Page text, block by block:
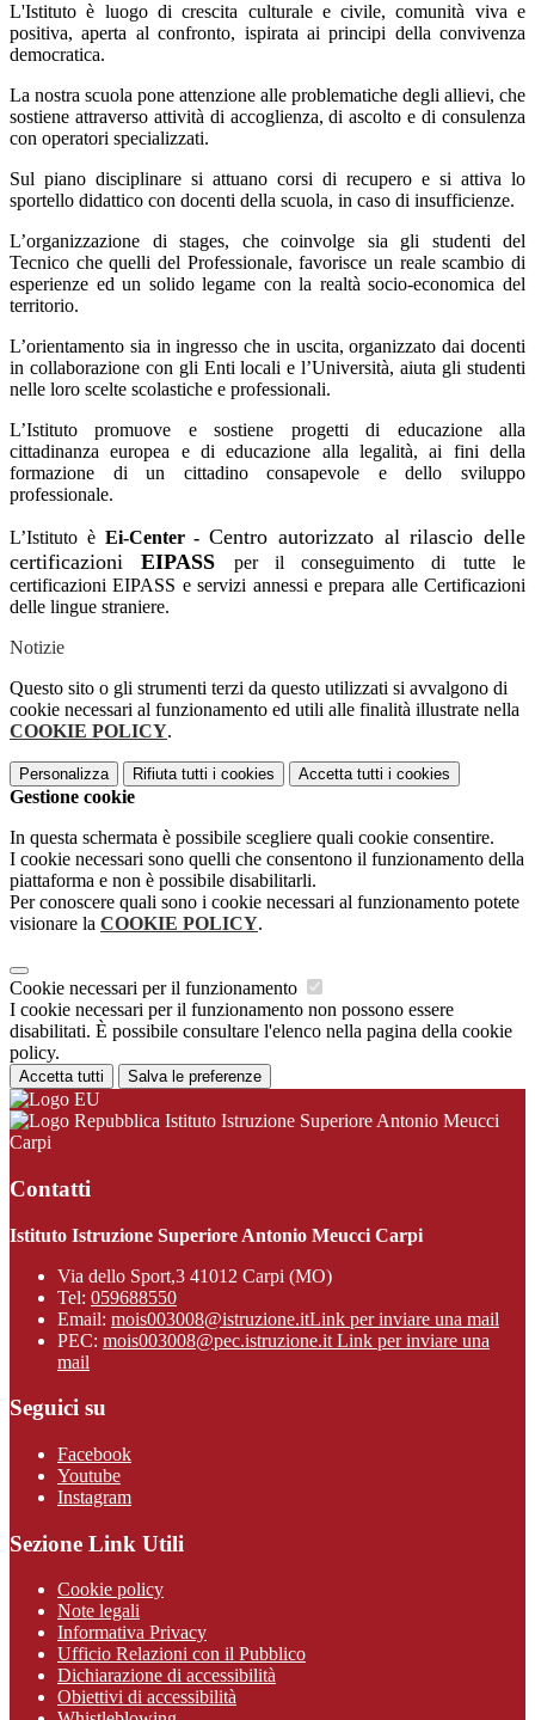
L'Istituto è luogo di crescita culturale e civile, comunità viva e
positiva, aperta al confronto, ispirata ai principi della convivenza
democratica.
La nostra scuola pone attenzione alle problematiche degli allievi, che
sostiene attraverso attività di accoglienza, di ascolto e di consulenza
con operatori specializzati.
Sul piano disciplinare si attuano corsi di recupero e si attiva lo
sportello didattico con docenti della scuola, in caso di insufficienze.
L’organizzazione di stages, che coinvolge sia gli studenti del
Tecnico che quelli del Professionale, favorisce un reale scambio di
esperienze ed un solido legame con la realtà socio-economica del
territorio.
L’orientamento sia in ingresso che in uscita, organizzato dai docenti
in collaborazione con gli Enti locali e l’Università, aiuta gli studenti
nelle loro scelte scolastiche e professionali.
L’Istituto promuove e sostiene progetti di educazione alla
cittadinanza europea e di educazione alla legalità, ai fini della
formazione di un cittadino consapevole e dello sviluppo
professionale.
L’Istituto è Ei-Center - Centro autorizzato al rilascio delle
certificazioniEIPASS
per il conseguimento di tutte le
certificazioni EIPASS e servizi annessi e prepara alle Certificazioni
delle lingue straniere.
Notizie
Questo sito o gli strumenti terzi da questo utilizzati si avvalgono di
cookie necessari al funzionamento ed utili alle finalità illustrate nella
COOKIE POLICY.
Personalizza Rifiuta tutti i cookies Accetta tutti i cookies
Gestione cookie
In questa schermata è possibile scegliere quali cookie consentire.
I cookie necessari sono quelli che consentono il funzionamento della
piattaforma e non è possibile disabilitarli.
Per conoscere quali sono i cookie necessari al funzionamento potete
visionare la COOKIE POLICY.
Cookie necessari per il funzionamento
I cookie necessari per il funzionamento non possono essere
disabilitati. È possibile consultare l'elenco nella pagina della cookie
policy.
Accetta tutti Salva le preferenze
Istituto Istruzione Superiore Antonio Meucci
Carpi
Contatti
Istituto Istruzione Superiore Antonio Meucci Carpi
Via dello Sport,3 41012 Carpi (MO)
Tel: 059688550
Email: mois003008@istruzione.itLink per inviare una mail
PEC: mois003008@pec.istruzione.it Link per inviare una
mail
Seguici su
Facebook
Youtube
Instagram
Sezione Link Utili
Cookie policy
Note legali
Informativa Privacy
Ufficio Relazioni con il Pubblico
Dichiarazione di accessibilità
Obiettivi di accessibilità